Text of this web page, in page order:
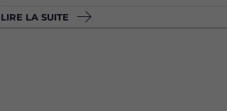
LIRE LA SUITE